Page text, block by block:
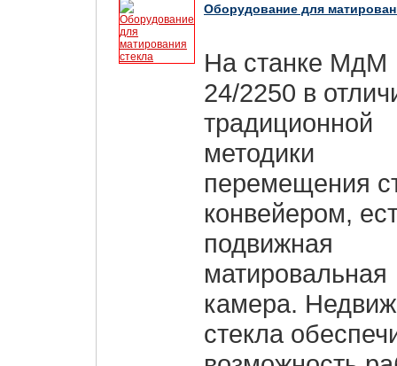
Оборудование для
На станке МдМ
24/2250 в
традиционной
методики
перемещения
конвейером,
подвижная
матировальная
камера.
стекла